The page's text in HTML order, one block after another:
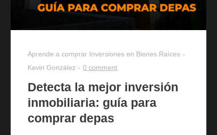
Aprende a comprar Inversiones en Bienes Raíces
Kevin González
0 comment
Detecta la mejor inversión
inmobiliaria: guía para
comprar depas